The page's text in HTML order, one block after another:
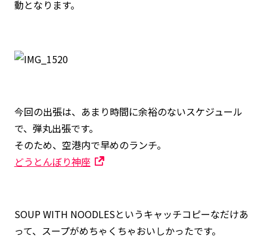
動となります。
今回の出張は、あまり時間に余裕のないスケジュール
で、弾丸出張です。
そのため、空港内で早めのランチ。
どうとんぼり神座
SOUP WITH NOODLESというキャッチコピーなだけあ
って、スープがめちゃくちゃおいしかったです。